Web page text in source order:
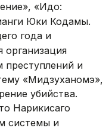
«Идо:
Юки Кодамы.
года и
организация
преступлений и
«Мидзуханомэ»,
убийства.
Нарикисаго
системы и